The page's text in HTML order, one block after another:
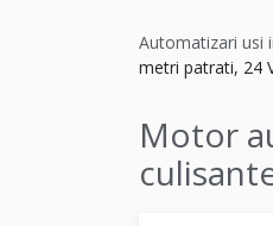
Automatizari usi
metri patrati, 24
Motor